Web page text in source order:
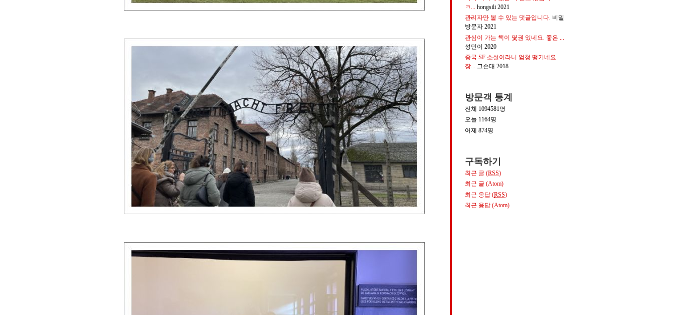
ㅋ...
hongsili 2021
관리자만 볼 수 있는 댓글입니다. 비밀
방문자 2021
관심이 가는 책이 몇권 있네요. 좋은 ...
성민이 2020
중국 SF 소설이라니 엄청 땡기네요
장... 그슨대 2018
방문객 통계
전체 1094581명
오늘 1164명
어제 874명
구독하기
최근 글 (RSS)
최근 글 (Atom)
최근 응답 (RSS)
최근 응답 (Atom)